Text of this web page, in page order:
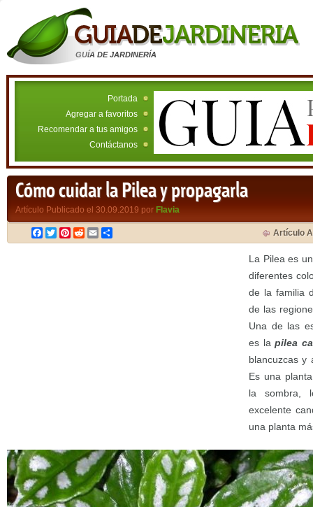
GUÍA DE JARDINERÍA
Portada
Agregar a favoritos
Recomendar a tus amigos
Contáctanos
Cómo cuidar la Pilea y propagarla
Artículo Publicado el 30.09.2019 por Flavia
Facebook
TwitterPinterest
RedditEmail Artículo
La Pilea es
diferentes
de la familia
de las
Una de las
es lapilea
blancuzcas y
Es una
la sombra,
excelente
una planta